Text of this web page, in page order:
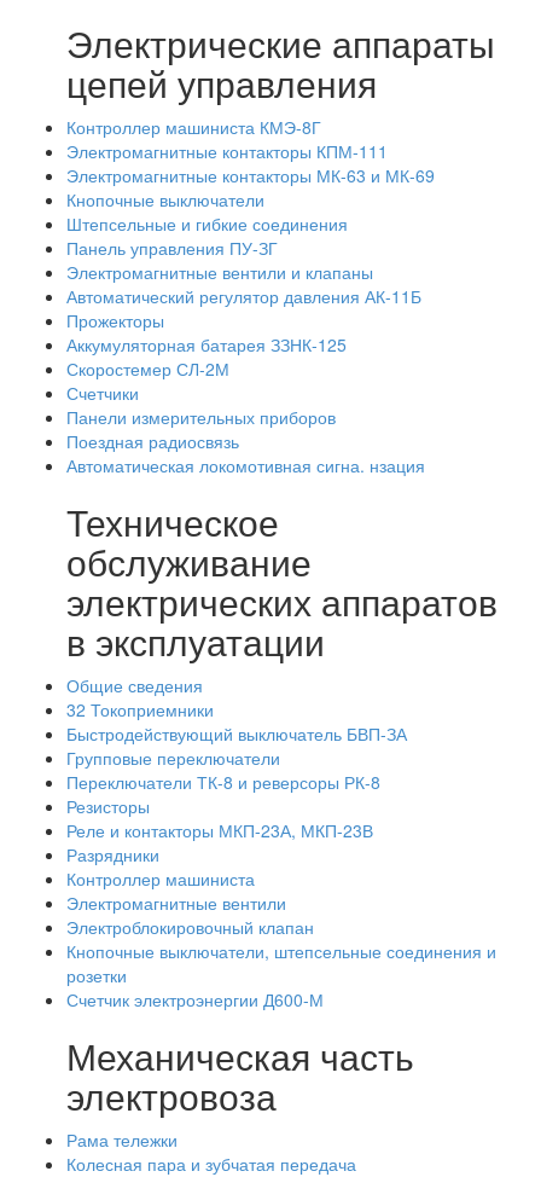
Электрические аппараты
цепей управления
Контроллер машиниста КМЭ-8Г
Электромагнитные контакторы КПМ-111
Электромагнитные контакторы МК-63 и МК-69
Кнопочные выключатели
Штепсельные и гибкие соединения
Панель управления ПУ-ЗГ
Электромагнитные вентили и клапаны
Автоматический регулятор давления АК-11Б
Прожекторы
Аккумуляторная батарея ЗЗНК-125
Скоростемер СЛ-2М
Счетчики
Панели измерительных приборов
Поездная радиосвязь
Автоматическая локомотивная сигна. нзация
Техническое
обслуживание
электрических аппаратов
в эксплуатации
Общие сведения
32 Токоприемники
Быстродействующий выключатель БВП-ЗА
Групповые переключатели
Переключатели ТК-8 и реверсоры РК-8
Резисторы
Реле и контакторы МКП-23А, МКП-23В
Разрядники
Контроллер машиниста
Электромагнитные вентили
Электроблокировочный клапан
Кнопочные выключатели, штепсельные соединения и
розетки
Счетчик электроэнергии Д600-М
Механическая часть
электровоза
Рама тележки
Колесная пара и зубчатая передача